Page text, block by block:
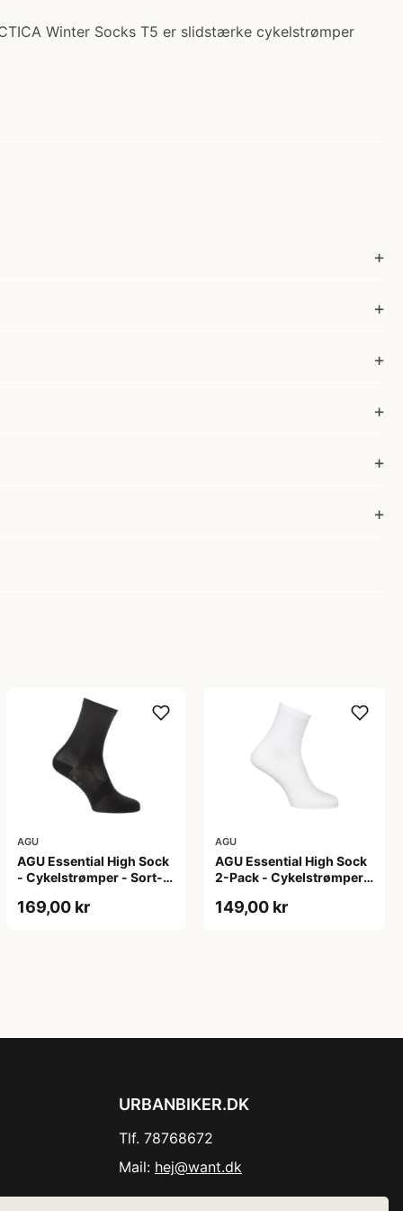
Winter Socks T5 er slidstærke cykelstrømper
AGU
AGU Essential High Sock
- Cykelstrømper - Sort-
169,00 kr
AGU
AGU Essential High Sock
2-Pack - Cykelstrømper -
149,00 kr
URBANBIKER.DK
Tlf. 78768672
Mail: hej@want.dk